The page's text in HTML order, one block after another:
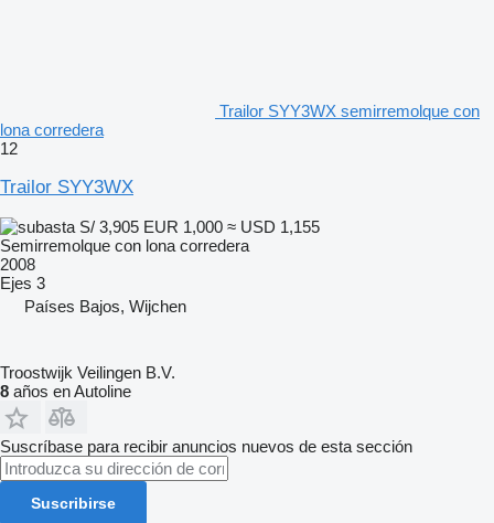
Trailor SYY3WX semirremolque con
lona corredera
12
Trailor SYY3WX
S/ 3,905 EUR 1,000 ≈ USD 1,155
Semirremolque con lona corredera
2008
Ejes 3
Países Bajos, Wijchen
Troostwijk Veilingen B.V.
8 años en Autoline
Suscríbase para recibir anuncios nuevos de esta sección
Suscribirse